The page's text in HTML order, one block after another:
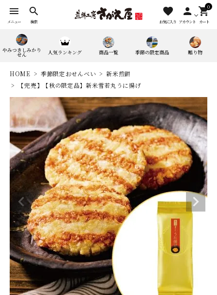
menu
メニュー
search
検索
favorite
お気に入り
person
アカウント
0
shopping_cart
カート
やみつきしみかり
せん 人気ランキング 商品一覧 季節の限定商品 贈り物
search
人気ワード： やみつきしみかりせん
四季満喫便
やまがたマリアージュ
味の煎華
野菜カレー揚煎
やみつきしみかりせん
HOME 季節限定おせんべい
新米煎餅
【完売】【秋の限定品】新米雪若丸うに揚げ